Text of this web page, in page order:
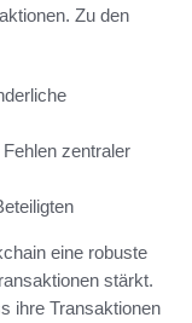
Zu den
zentraler
eine robuste
stärkt.
ihre Transaktionen